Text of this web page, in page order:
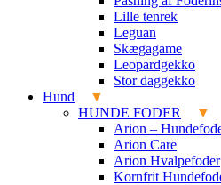
Lille tenrek
Leguan
Skægagame
Leopardgekko
Stor daggekko
Hund
HUNDE FODER
Arion –
Arion Care
Arion Hvalpefoder
Kornfrit